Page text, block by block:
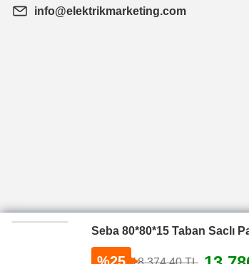
Seba 80*80*15 Taban Saclı
info@elektrikmarketing.com
SE.BA ENERJİ OTOMASYON 2025 © Tüm hakları